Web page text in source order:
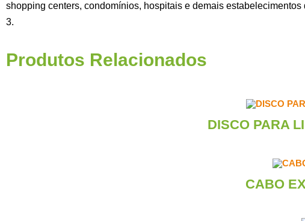
shopping centers, condomínios, hospitais e demais
3.
Produtos Relacionados
DISCO PARA
CABO